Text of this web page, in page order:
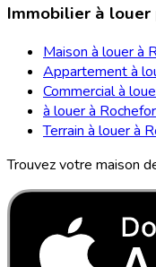
Immobilier à
Maison à louer à
Appartement à
Commercial à
à louer à
Terrain à louer à
Trouvez votre maison